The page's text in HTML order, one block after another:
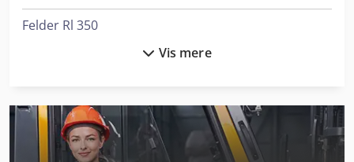
Felder Rl 350
Gbc Ultima 65
Genie Gs-2669 Rt
Vis mere